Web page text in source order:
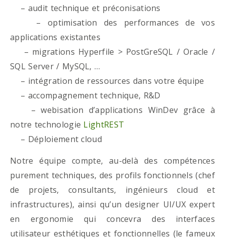
– audit technique et préconisations
– optimisation des performances de vos
applications existantes
– migrations Hyperfile > PostGreSQL / Oracle /
SQL Server / MySQL, …
– intégration de ressources dans votre équipe
– accompagnement technique, R&D
– webisation d’applications WinDev grâce à
notre technologie LightREST
– Déploiement cloud
Notre équipe compte, au-delà des compétences
purement techniques, des profils fonctionnels (chef
de projets, consultants, ingénieurs cloud et
infrastructures), ainsi qu’un designer UI/UX expert
en ergonomie qui concevra des interfaces
utilisateur esthétiques et fonctionnelles (le fameux